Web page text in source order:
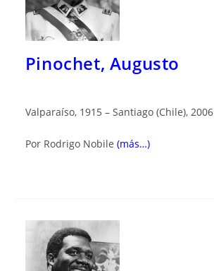
Pinochet, Augusto
Valparaíso, 1915 – Santiago (Chile), 2006
Por Rodrigo Nobile (más…)